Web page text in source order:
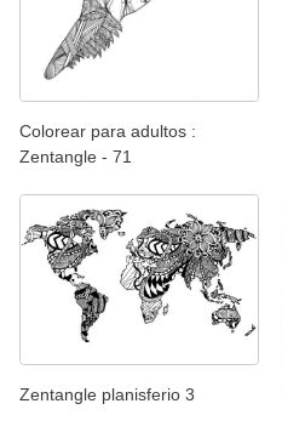
Colorear para adultos :
Zentangle - 71
Zentangle planisferio 3